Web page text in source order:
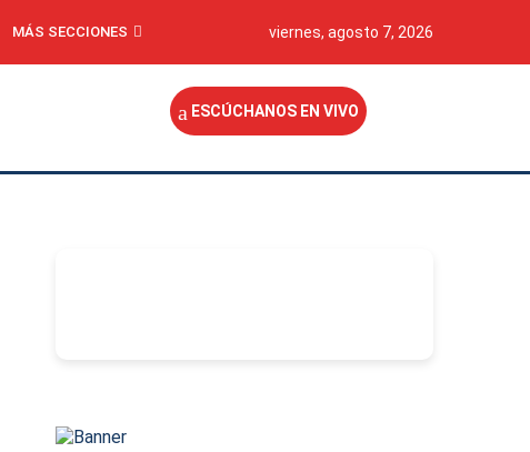
MÁS SECCIONES viernes, agosto 7, 2026
ESCÚCHANOS EN VIVO